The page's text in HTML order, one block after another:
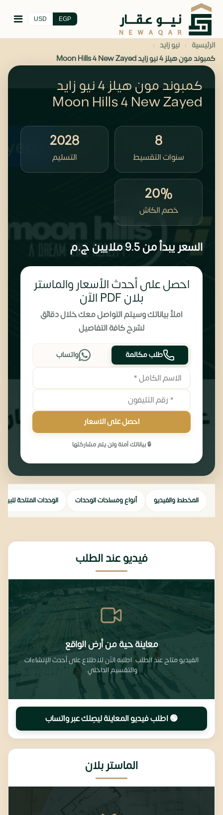
EGP
USD
الرئيسية › نيو زايد ›
كمبوند مون هيلز 4 نيو زايد Moon Hills 4 New Zayed
كمبوند مون هيلز 4 نيو زايد
Moon Hills 4 New Zayed
8
سنوات التقسيط
2028
التسليم
20%
خصم الكاش
السعر يبدأ من9.5 ملايين ج.م
احصل على أحدث الأسعار والماستر
بلان PDF الآن
املأ بياناتك وسيتم التواصل معك خلال دقائق
لشرح كافة التفاصيل
طلب مكالمة واتساب
احصل على الاسعار
🔒 بياناتك آمنة ولن يتم مشاركتها
المخطط والفيديو أنواع ومساحات الوحدات الوحدات المتاحة للبيع
فيديو عند الطلب
معاينة حية من أرض الواقع
الفيديو متاح عند الطلب. اطلبه الآن للاطلاع على أحدث الإنشاءات
والتقسيم الداخلي.
🟢 اطلب فيديو المعاينة ليصِلك عبر واتساب
الماستر بلان